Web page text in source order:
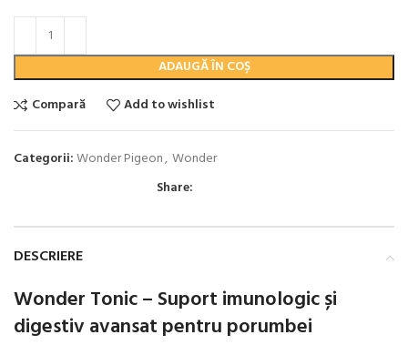
ADAUGĂ ÎN COȘ
Compară
Add to wishlist
Categorii:Wonder Pigeon, Wonder
Share:
DESCRIERE
Wonder Tonic – Suport imunologic și
digestiv avansat pentru porumbei